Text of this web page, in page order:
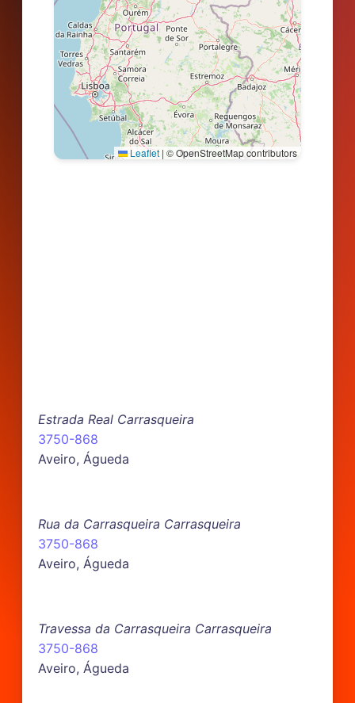
Leaflet | © OpenStreetMap contributors
Estrada Real Carrasqueira
3750-868
Aveiro, Águeda
Rua da Carrasqueira Carrasqueira
3750-868
Aveiro, Águeda
Travessa da Carrasqueira Carrasqueira
3750-868
Aveiro, Águeda